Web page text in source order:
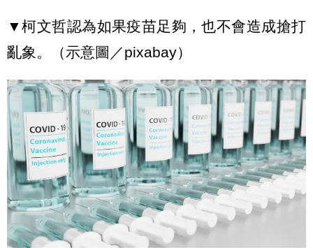
▼柯文哲認為如果疫苗足夠，也不會造成搶打
亂象。（示意圖／pixabay）